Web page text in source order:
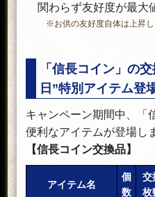
関わらず友好度が最大
※お供の友好度自体は上昇し
「信長コイン」の
日”特別アイテム登
キャンペーン期間中、「
便利なアイテムが登場し
【信長コイン交換品】
アイテム名
個
数
交
枚